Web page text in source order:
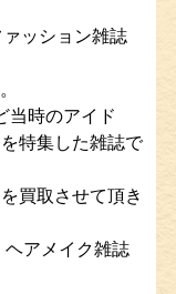
ッション雑誌
当時のアイド
特集した雑誌で
買取させて頂き
アメイク雑誌